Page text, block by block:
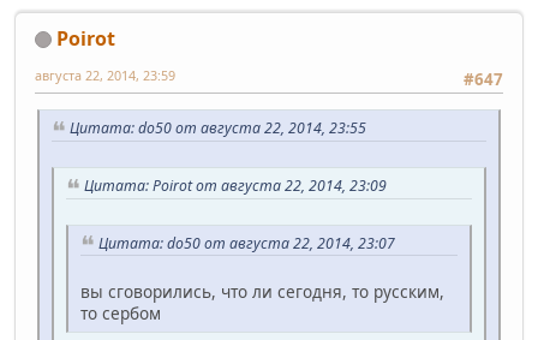
Poirot
#647
августа 22, 2014, 23:59
Цитата: do50 от августа 22, 2014, 23:55
Цитата: Poirot от августа 22, 2014, 23:09
Цитата: do50 от августа 22, 2014, 23:07
вы сговорились, что ли сегодня, то русским,
то сербом